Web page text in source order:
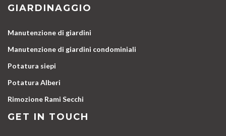
GIARDINAGGIO
Manutenzione di giardini
Manutenzione di giardini condominiali
Potatura siepi
Potatura Alberi
Rimozione Rami Secchi
GET IN TOUCH